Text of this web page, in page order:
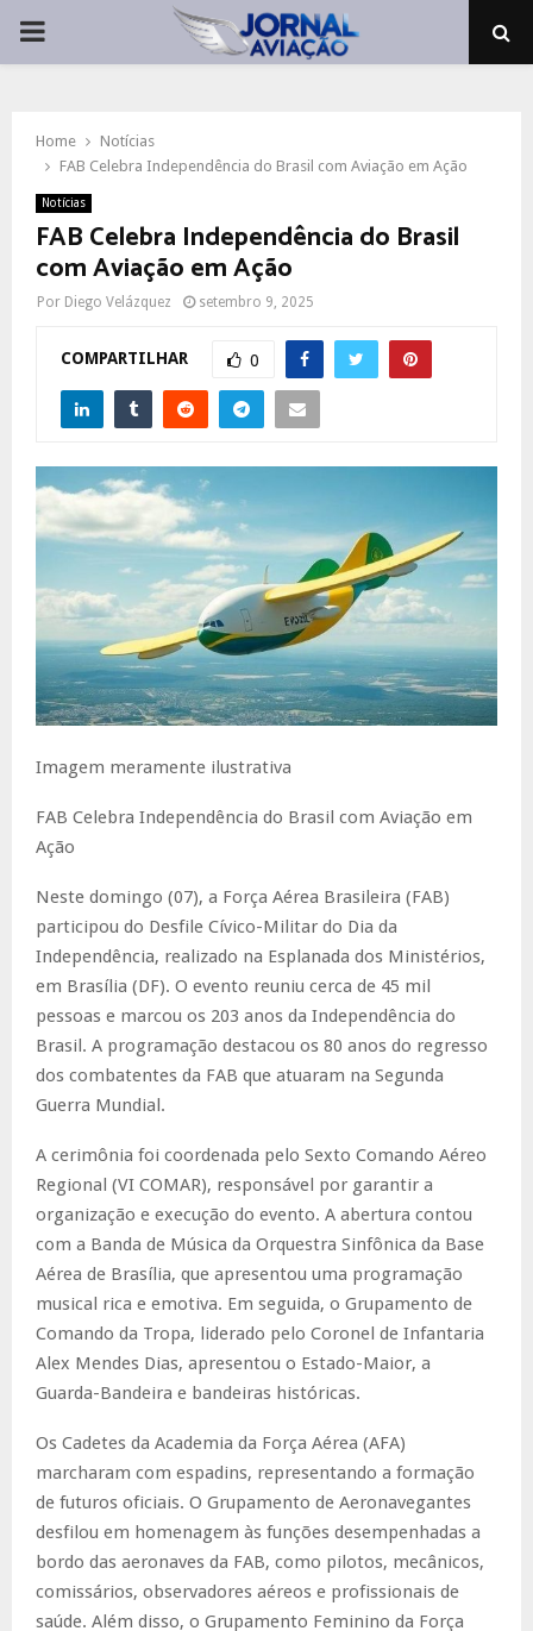
PRIMARY
Home
Notícias
FAB Celebra Independência do Brasil com Aviação em Ação
Notícias
FAB Celebra Independência do Brasil
com Aviação em Ação
Por Diego Velázquez setembro 9, 2025
COMPARTILHAR 0
Imagem meramente ilustrativa
FAB Celebra Independência do Brasil com Aviação em
Ação
Neste domingo (07), a Força Aérea Brasileira (FAB)
participou do Desfile Cívico-Militar do Dia da
Independência, realizado na Esplanada dos Ministérios,
em Brasília (DF). O evento reuniu cerca de 45 mil
pessoas e marcou os 203 anos da Independência do
Brasil. A programação destacou os 80 anos do regresso
dos combatentes da FAB que atuaram na Segunda
Guerra Mundial.
A cerimônia foi coordenada pelo Sexto Comando Aéreo
Regional (VI COMAR), responsável por garantir a
organização e execução do evento. A abertura contou
com a Banda de Música da Orquestra Sinfônica da Base
Aérea de Brasília, que apresentou uma programação
musical rica e emotiva. Em seguida, o Grupamento de
Comando da Tropa, liderado pelo Coronel de Infantaria
Alex Mendes Dias, apresentou o Estado-Maior, a
Guarda-Bandeira e bandeiras históricas.
Os Cadetes da Academia da Força Aérea (AFA)
marcharam com espadins, representando a formação
de futuros oficiais. O Grupamento de Aeronavegantes
desfilou em homenagem às funções desempenhadas a
bordo das aeronaves da FAB, como pilotos, mecânicos,
comissários, observadores aéreos e profissionais de
saúde. Além disso, o Grupamento Feminino da Força